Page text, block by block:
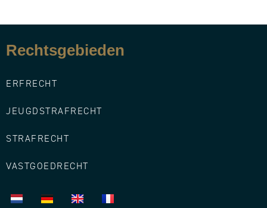
Rechtsgebieden
ERFRECHT
JEUGDSTRAFRECHT
STRAFRECHT
VASTGOEDRECHT